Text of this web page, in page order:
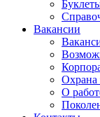
Вакансии
Охрана
О